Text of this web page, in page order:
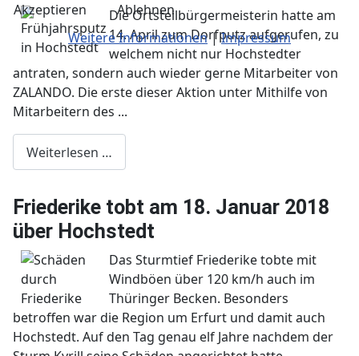
Die Ortsteilbürgermeisterin hatte am
14. April zum Dorfputz aufgerufen, zu
welchem nicht nur Hochstedter
antraten, sondern auch wieder gerne Mitarbeiter von
ZALANDO. Die erste dieser Aktion unter Mithilfe von
Mitarbeitern des ...
Weiterlesen …
Friederike tobt am 18. Januar 2018
über Hochstedt
Das Sturmtief Friederike tobte mit
Windböen über 120 km/h auch im
Thüringer Becken. Besonders
betroffen war die Region um Erfurt und damit auch
Hochstedt. Auf den Tag genau elf Jahre nachdem der
Akzeptieren
Ablehnen
Weitere Informationen|Impressum